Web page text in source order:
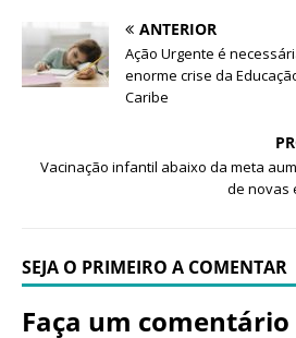
ANTERIOR
Ação Urgente é
enorme crise da
Caribe
Vacinação infantil abaixo da meta
de novas
SEJA O PRIMEIRO A COMENTAR
Faça um comentário